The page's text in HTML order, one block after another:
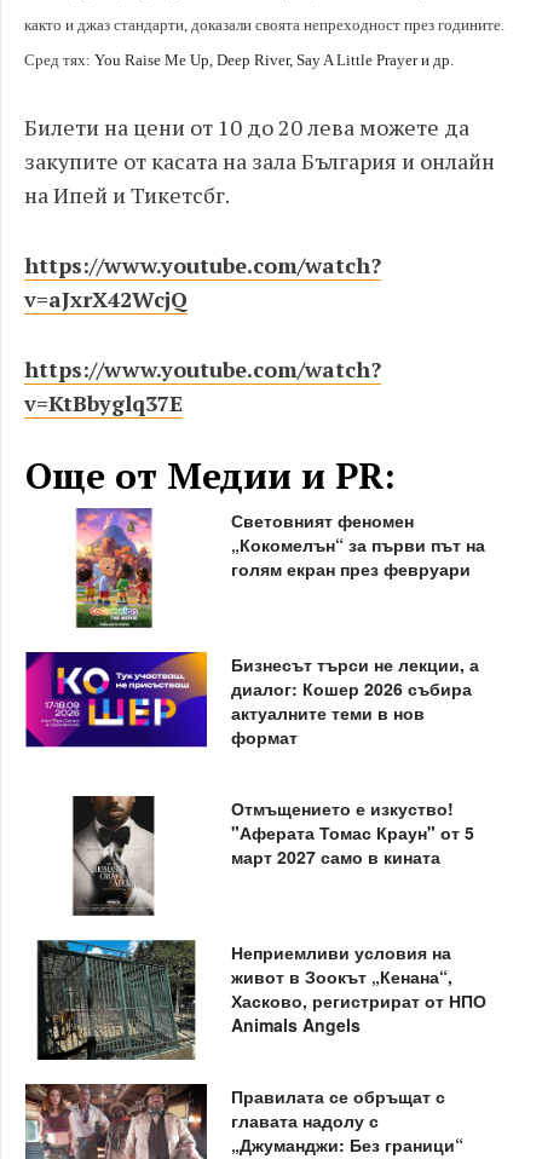
както и джаз стандарти, доказали своята непреходност през годините.
Сред тях: You Raise Me Up, Deep River, Say A Little Prayerи др.
Билети на цени от 10 до 20 лева можете да
закупите от касата на зала България и онлайн
на Ипей и Тикетсбг.
https://www.youtube.com/watch?
v=aJxrX42WcjQ
https://www.youtube.com/watch?
v=KtBbyglq37E
Още от Медии и PR:
Световният феномен
„Кокомелън“ за първи път на
голям екран през февруари
Бизнесът търси не лекции, а
диалог: Кошер 2026 събира
актуалните теми в нов
формат
Отмъщението е изкуство!
"Аферата Томас Краун" от 5
март 2027 само в кината
Неприемливи условия на
живот в Зоокът „Кенана“,
Хасково, регистрират от НПО
Animals Angels
Правилата се обръщат с
главата надолу с
„Джуманджи: Без граници“